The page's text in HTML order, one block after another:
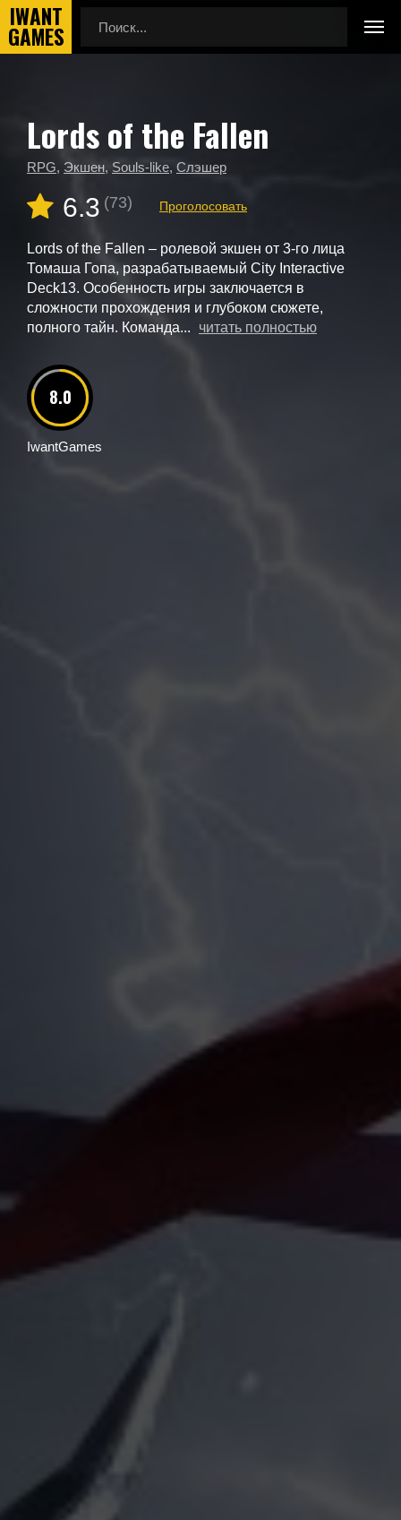
Главная
Новые игры
Lords of the Fallen
Lords of the Fallen
RPG, Экшен, Souls-like, Слэшер
6.3 (73) Проголосовать
Lords of the Fallen – ролевой экшен от 3-го лица
Томаша Гопа, разрабатываемый City Interactive
Deck13. Особенность игры заключается в
сложности прохождения и глубоком сюжете,
полного тайн. Команда...
читать полностью
8.0
IwantGames